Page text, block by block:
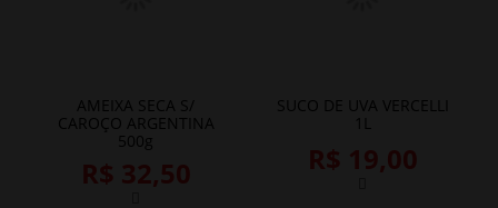
AMEIXA SECA S/
CAROÇO ARGENTINA
500g
R$ 32,50
SUCO DE UVA VERCELLI
R$ 19,00